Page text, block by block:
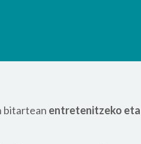
bitartean entretenitzeko eta